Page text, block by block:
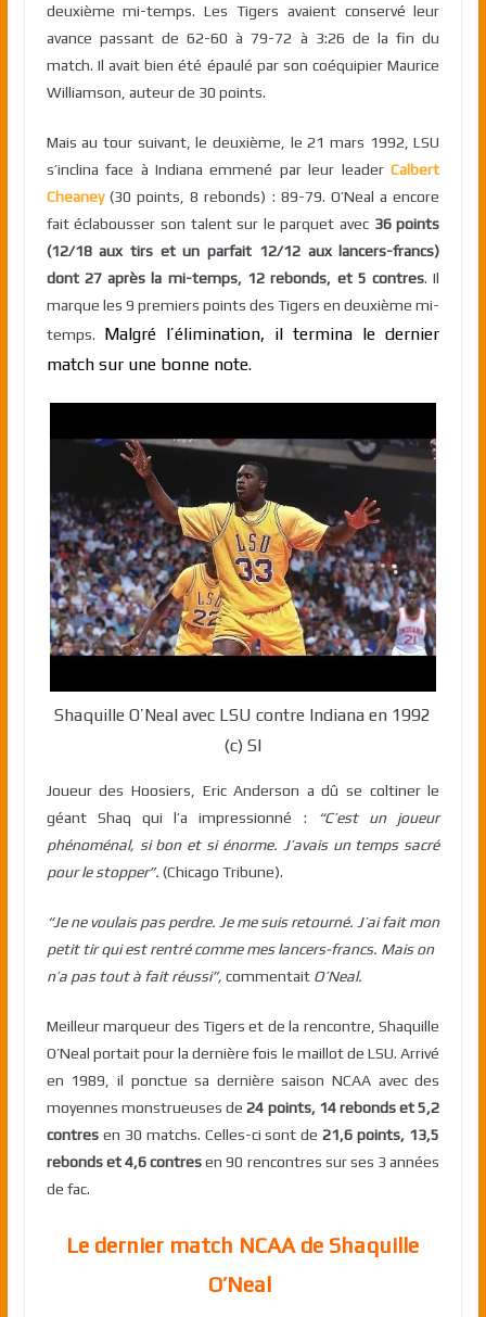
deuxième mi-temps. Les Tigers avaient conservé leur
avance passant de 62-60 à 79-72 à 3:26 de la fin du
match. Il avait bien été épaulé par son coéquipier Maurice
Williamson, auteur de 30 points.
Mais au tour suivant, le deuxième, le 21 mars 1992, LSU
s’inclina face à Indiana emmené par leur leaderCalbert
Cheaney (30 points, 8 rebonds) : 89-79. O’Neal a encore
fait éclabousser son talent sur le parquet avec 36 points
(12/18 aux tirs et un parfait 12/12 aux lancers-francs)
dont 27 après la mi-temps, 12 rebonds, et 5 contres. Il
marque les 9 premiers points des Tigers en deuxième mi-
temps. Malgré l’élimination, il termina le dernier
match sur une bonne note.
Shaquille O’Neal avec LSU contre Indiana en 1992
(c) SI
Joueur des Hoosiers, Eric Anderson a dû se coltiner le
géant Shaq qui l’a impressionné :
“C’est un joueur
phénoménal, si bon et si énorme. J’avais un temps sacré
pour le stopper”. (Chicago Tribune).
“Je ne voulais pas perdre. Je me suis retourné. J’ai fait mon
petit tir qui est rentré comme mes lancers-francs. Mais on
n’a pas tout à fait réussi”, commentait O’Neal.
Meilleur marqueur des Tigers et de la rencontre, Shaquille
O’Neal portait pour la dernière fois le maillot de LSU. Arrivé
en 1989, il ponctue sa dernière saison NCAA avec des
moyennes monstrueuses de24 points, 14 rebonds et 5,2
contresen 30 matchs. Celles-ci sont de21,6 points, 13,5
rebonds et 4,6 contresen 90 rencontres sur ses 3 années
de fac.
Le dernier match NCAA de Shaquille
O’Neal